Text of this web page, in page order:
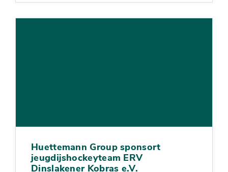
Huettemann Group sponsort
jeugdijshockeyteam ERV
Dinslakener Kobras e.V.